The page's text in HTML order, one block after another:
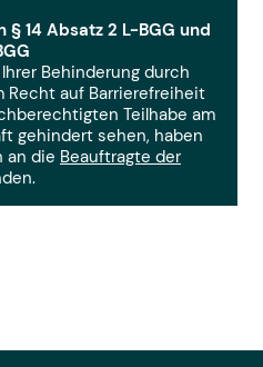
14 Absatz 2 L-BGG und
Behinderung durch
Recht auf Barrierefreiheit
Teilhabe am
gehindert sehen, haben
an die Beauftragte der